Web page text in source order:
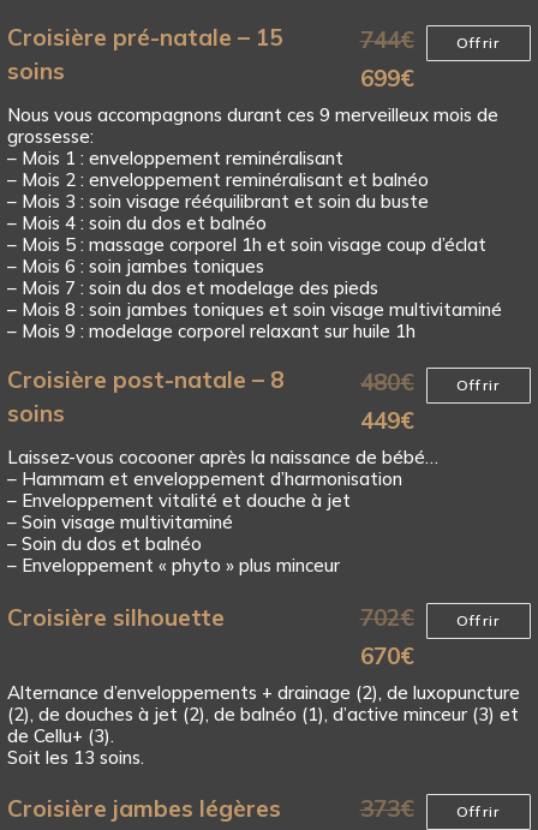
Croisière pré-natale – 15
soins
744€
699€
Offrir
Nous vous accompagnons durant ces 9 merveilleux mois de
grossesse:
– Mois 1 : enveloppement reminéralisant
– Mois 2 : enveloppement reminéralisant et balnéo
– Mois 3 : soin visage rééquilibrant et soin du buste
– Mois 4 : soin du dos et balnéo
– Mois 5 : massage corporel 1h et soin visage coup d’éclat
– Mois 6 : soin jambes toniques
– Mois 7 : soin du dos et modelage des pieds
– Mois 8 : soin jambes toniques et soin visage multivitaminé
– Mois 9 : modelage corporel relaxant sur huile 1h
Croisière post-natale – 8
soins
480€
449€
Offrir
Laissez-vous cocooner après la naissance de bébé…
– Hammam et enveloppement d’harmonisation
– Enveloppement vitalité et douche à jet
– Soin visage multivitaminé
– Soin du dos et balnéo
– Enveloppement « phyto » plus minceur
Croisière silhouette 702€
670€
Offrir
Alternance d’enveloppements + drainage (2), de luxopuncture
(2), de douches à jet (2), de balnéo (1), d’active minceur (3) et
de Cellu+ (3).
Soit les 13 soins.
Croisière jambes légères 373€
Offrir